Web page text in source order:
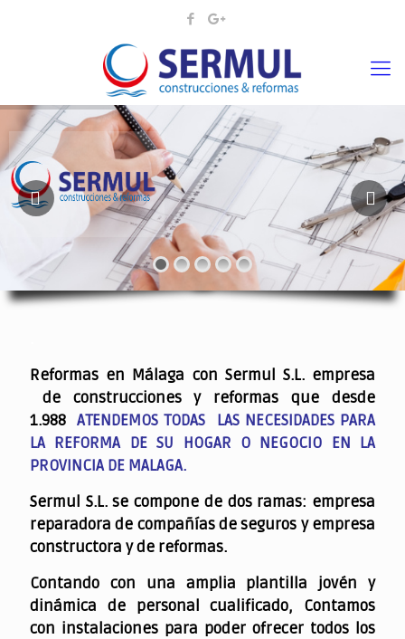
¡¡DAMOS VIDA A SUS
Reformas en Málaga con Sermul S.L. empresa
de construcciones y reformas que desde
1.988ATENDEMOS TODAS LAS NECESIDADES PARA
LA REFORMA DE SU HOGAR O NEGOCIO EN LA
PROVINCIA DE MALAGA.
Sermul S.L. se compone de dos ramas: empresa
reparadora de compañías de seguros y empresa
constructora y de reformas.
Contando con una amplia plantilla jovén y
dinámica de personal cualificado, Contamos
con instalaciones para poder ofrecer todos los